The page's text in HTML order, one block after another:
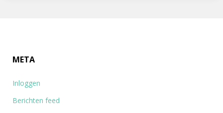
META
Inloggen
Berichten feed